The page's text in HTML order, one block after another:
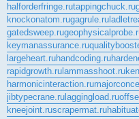
halforderfringe.rutappingchuck.ru
knockonatom.rugagrule.ru
gatedsweep.ru
keymanassurance.ru
largeheart.ruhandcoding.ru
rapidgrowth.rulammasshoot.ru
harmonicinteraction.ru
jibtypecrane.rulaggingload.ru
kneejoint.ruscrapermat.ru